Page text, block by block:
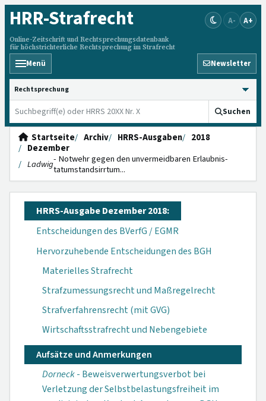
HRR-Strafrecht
Online-Zeitschrift und Rechtsprechungsdatenbank
für höchstrichterliche Rechtsprechung im Strafrecht
A- A+
Menü Newsletter
HRRS durchsuchen
Suchen
Startseite Archiv HRRS-Ausgaben
2018
Dezember
Ladwig- Notwehr gegen den unvermeid­baren Erlaubnis­
tatumstands­irrtum...
HRRS-Ausgabe Dezember 2018:
Entscheidungen des BVerfG / EGMR
Hervorzuhebende Entscheidungen des BGH
Materielles Strafrecht
Strafzumessungsrecht und Maßregelrecht
Strafverfahrensrecht (mit GVG)
Wirtschaftsstrafrecht und Nebengebiete
Aufsätze und Anmerkungen
Dorneck- Beweis­verwertungs­verbot bei
Verletzung der Selbst­belastungs­freiheit im